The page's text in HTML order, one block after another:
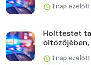
1 nap ezelőtt
Holttestet
öltözőjében,
1 nap ezelőtt